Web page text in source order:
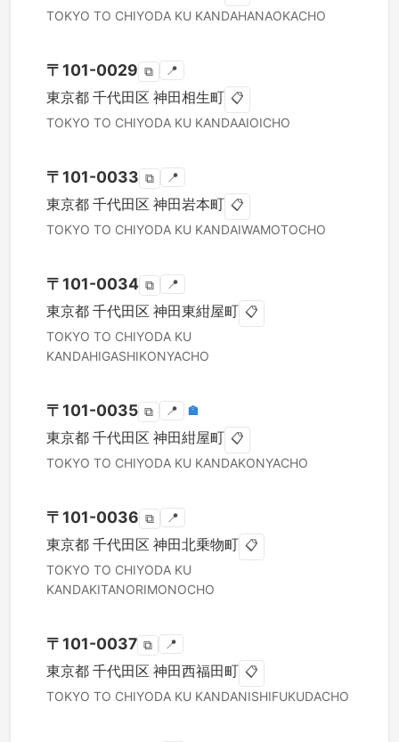
TOKYO TO CHIYODA KU KANDAHANAOKACHO
〒 101-0029 ⧉ 📍
東京都 千代田区 神田相生町 📋
TOKYO TO CHIYODA KU KANDAAIOICHO
〒 101-0033 ⧉ 📍
東京都 千代田区 神田岩本町 📋
TOKYO TO CHIYODA KU KANDAIWAMOTOCHO
〒 101-0034 ⧉ 📍
東京都 千代田区 神田東紺屋町 📋
TOKYO TO CHIYODA KU
KANDAHIGASHIKONYACHO
〒 101-0035 ⧉ 📍 🏣
東京都 千代田区 神田紺屋町 📋
TOKYO TO CHIYODA KU KANDAKONYACHO
〒 101-0036 ⧉ 📍
東京都 千代田区 神田北乗物町 📋
TOKYO TO CHIYODA KU
KANDAKITANORIMONOCHO
〒 101-0037 ⧉ 📍
東京都 千代田区 神田西福田町 📋
TOKYO TO CHIYODA KU KANDANISHIFUKUDACHO